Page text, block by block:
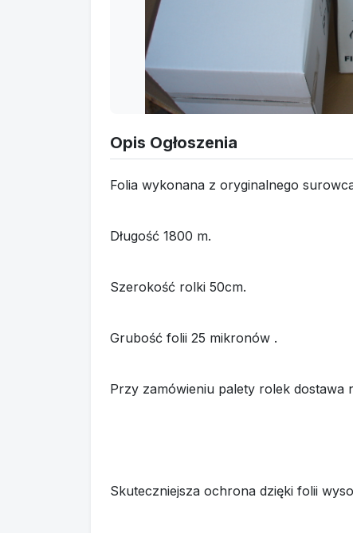
Opis Ogłoszenia
Folia wykonana z oryginalnego
Długość 1800 m.
Szerokość rolki 50cm.
Grubość folii 25 mikronów .
Przy zamówieniu palety rolek dostawa
Skuteczniejsza ochrona dzięki folii